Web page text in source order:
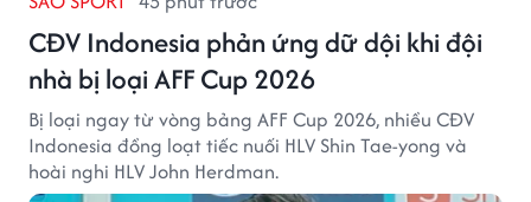
CĐV Indonesia phản ứng dữ dội khi đội
nhà bị loại AFF Cup 2026
Bị loại ngay từ vòng bảng AFF Cup 2026, nhiều CĐV
Indonesia đồng loạt tiếc nuối HLV Shin Tae-yong và
hoài nghi HLV John Herdman.